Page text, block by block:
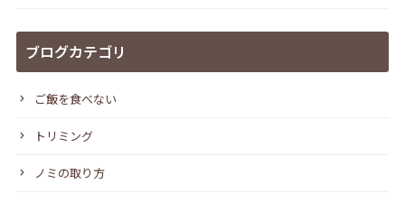
ブログカテゴリ
ご飯を食べない
トリミング
ノミの取り方